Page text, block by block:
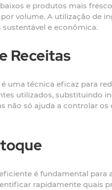
e produtos mais
volume. A utilização de
e econômica.
Receitas
uma técnica eficaz para
utilizados, substituindo
não só ajuda a controlar
é fundamental
rapidamente quais